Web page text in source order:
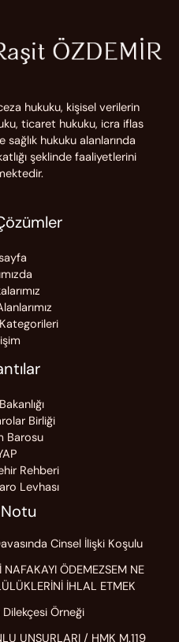
hukuku, kişisel verilerin
ticaret hukuku, icra iflas
hukuku alanlarında
şeklinde faaliyetlerini
Birliği
Barosu
Rehberi
Levhası
Cinsel İlişki Koşulu
ÖDEMEZSEM NE
İHLAL ETMEK
Örneği
UNSURLARI / HMK M.119